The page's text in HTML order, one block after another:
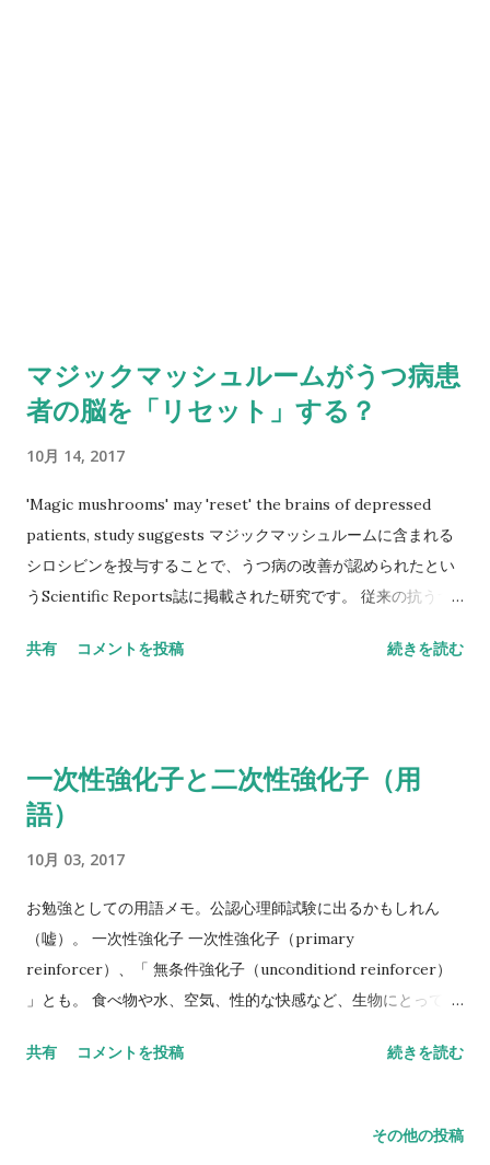
マジックマッシュルームがうつ病患
者の脳を「リセット」する？
10月 14, 2017
'Magic mushrooms' may 'reset' the brains of depressed
patients, study suggests マジックマッシュルームに含まれる
シロシビンを投与することで、うつ病の改善が認められたとい
うScientific Reports誌に掲載された研究です。 従来の抗うつ
験のようですね。 the researchers describe patient-
depression. サイケデリックな物質が、うつ病に関係している
脳のサーッキトの活動を効果的に「リセット」するのだろうと
も設定されていないなど、まだはっきりしたことは言えないよ
うですが、 Functional MRI imaging revealed reduced blood
flow in areas of the brain, including the amygdala, a small,
almond-shaped region of the brain known to be involved in
processing emotional responses, stress and fear. They also
previously linked to psilocybin's immediate effects as well
共有 コメントを投稿 続きを読む
一次性強化子と二次性強化子（用
語）
10月 03, 2017
お勉強としての用語メモ。公認心理師試験に出るかもしれん
（嘘）。 一次性強化子 一次性強化子（primary
reinforcer）、「 無条件強化子（unconditiond reinforcer）
」とも。 食べ物や水、空気、性的な快感など、生物にとって本
弱化子）は、暑いとか寒いとか痛いとかお腹が空いたとか眠い
共有 コメントを投稿 続きを読む
その他の投稿